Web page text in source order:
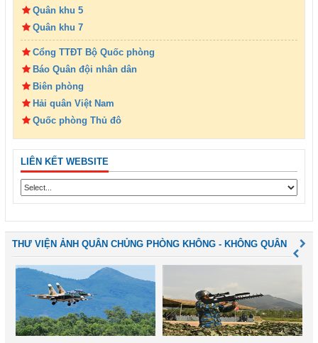
Quân khu 5
Quân khu 7
Cổng TTĐT Bộ Quốc phòng
Báo Quân đội nhân dân
Biên phòng
Hải quân Việt Nam
Quốc phòng Thủ đô
LIÊN KẾT WEBSITE
THƯ VIỆN ẢNH QUÂN CHỦNG PHÒNG KHÔNG - KHÔNG QUÂN